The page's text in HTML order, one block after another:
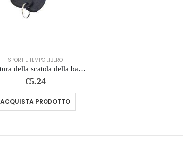
SPORT E TEMPO LIBERO
Serratura della scatola della batteria della E-Bike Blocco della scatola di sicurezza della batteria con le chiavi Accessori della bici elettrica per il motorino della bici elettrica
€5.24
ACQUISTA PRODOTTO